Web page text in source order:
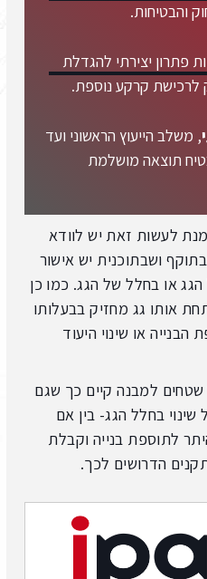
והבטיחות.
פתרון יצירתי להגדלת
לרכישת קרקע נוספת.
, משלב הייעוץ הראשוני ועד
תוצאה מושלמת
לעשות זאת יש לוודא
ושבתוכנית יש אישור
או בחלל של הגג. כמו כן
אותו גג מחזיק בבעלותו
או שינוי היעוד
למבנה קיים כך שגם
בחלל הגג- בין אם
לתוספת בנייה וקבלת
הדרושים לכך.